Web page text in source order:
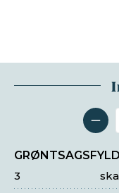
GRØNTSAGSFYLD
3